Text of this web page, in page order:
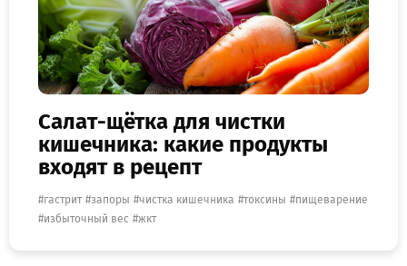
Салат-щётка для чистки
кишечника: какие продукты
входят в рецепт
гастрит запоры чистка кишечника токсины
пищеварение
избыточный вес
жкт